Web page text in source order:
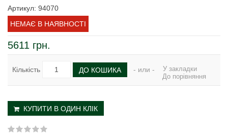
Артикул: 94070
НЕМАЄ В НАЯВНОСТІ
5611 грн.
Кількість ДО КОШИКА - или -
У закладки
До порівняння
КУПИТИ В ОДИН КЛІК